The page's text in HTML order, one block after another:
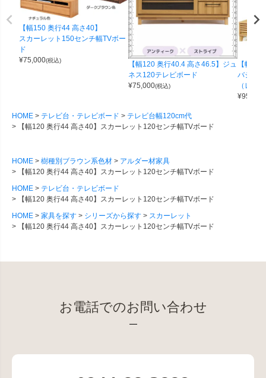
【幅150 奥行44 高さ40】
スカーレット150センチ幅TVボー
ド
¥75,000(税込)
【幅120 奥行40.4 高さ46.5】ジュ
ネス120テレビボード
¥75,000(税込)
【幅
バジル
（レッ
¥95,000
HOME テレビ台・テレビボード
テレビ台幅120cm代
【幅120 奥行44 高さ40】スカーレット120センチ幅TVボード
HOME 樹種別ブラウン系色材
アルダー材家具
【幅120 奥行44 高さ40】スカーレット120センチ幅TVボード
HOME
テレビ台・テレビボード
【幅120 奥行44 高さ40】スカーレット120センチ幅TVボード
HOME
家具を探す シリーズから探す
スカーレット
【幅120 奥行44 高さ40】スカーレット120センチ幅TVボード
お電話でのお問い合わせ